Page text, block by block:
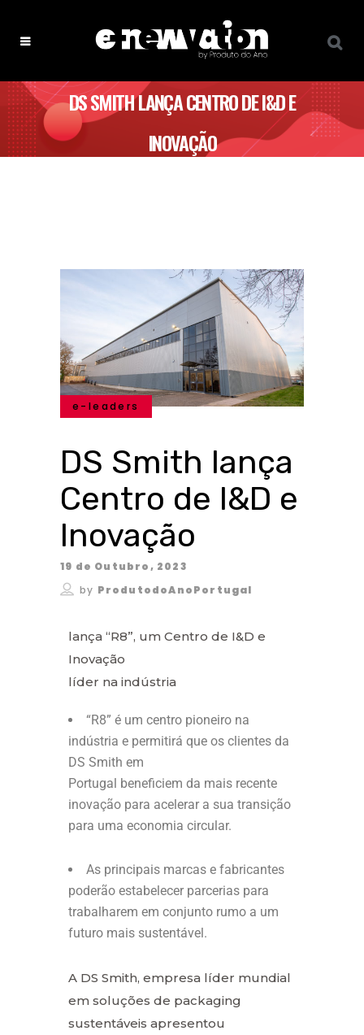
DS SMITH LANÇA CENTRO DE I&D E
INOVAÇÃO
e-leaders
DS Smith lança
Centro de I&D e
Inovação
19 de Outubro, 2023
by ProdutodoAnoPortugal
lança “R8”, um Centro de I&D e
Inovação
líder na indústria
“R8” é um centro pioneiro na
indústria e permitirá que os clientes da
DS Smith em
Portugal beneficiem da mais recente
inovação para acelerar a sua transição
para uma economia circular.
As principais marcas e fabricantes
poderão estabelecer parcerias para
trabalharem em conjunto rumo a um
futuro mais sustentável.
A DS Smith, empresa líder mundial
em soluções de packaging
sustentáveis apresentou